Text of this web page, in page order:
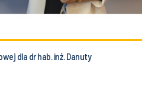
dla dr hab. inż. Danuty